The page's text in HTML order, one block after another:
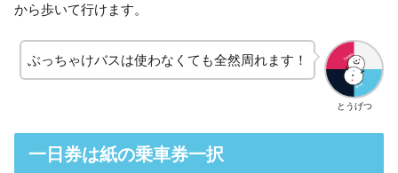
から歩いて行けます。
とうげつ
ぶっちゃけバスは使わなくても全然周れます！
一日券は紙の乗車券一択